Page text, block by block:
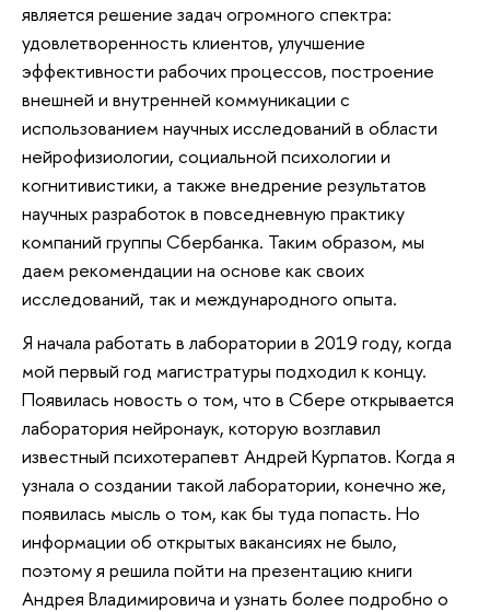
является решение задач огромного спектра:
удовлетворенность клиентов, улучшение
эффективности рабочих процессов, построение
внешней и внутренней коммуникации с
использованием научных исследований в области
нейрофизиологии, социальной психологии и
когнитивистики, а также внедрение результатов
научных разработок в повседневную практику
компаний группы Сбербанка. Таким образом, мы
даем рекомендации на основе как своих
исследований, так и международного опыта.
Я начала работать в лаборатории в 2019 году, когда
мой первый год магистратуры подходил к концу.
Появилась новость о том, что в Сбере открывается
лаборатория нейронаук, которую возглавил
известный психотерапевт Андрей Курпатов. Когда я
узнала о создании такой лаборатории, конечно же,
появилась мысль о том, как бы туда попасть. Но
информации об открытых вакансиях не было,
поэтому я решила пойти на презентацию книги
Андрея Владимировича и узнать более подробно о